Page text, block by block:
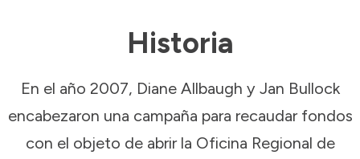
Historia
En el año 2007, Diane Allbaugh y Jan Bullock
encabezaron una campaña para recaudar fondos
con el objeto de abrir la Oficina Regional de